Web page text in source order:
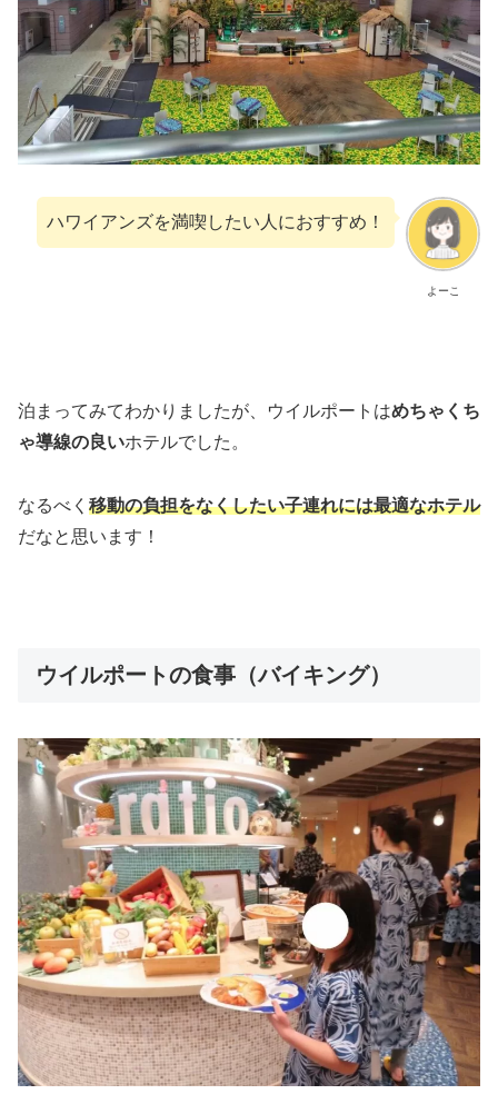
よーこ
ハワイアンズを満喫したい人におすすめ！
泊まってみてわかりましたが、ウイルポートはめちゃくち
ゃ導線の良いホテルでした。
なるべく 移動の負担をなくしたい子連れには最適なホテル
だなと思います！
ウイルポートの食事（バイキング）